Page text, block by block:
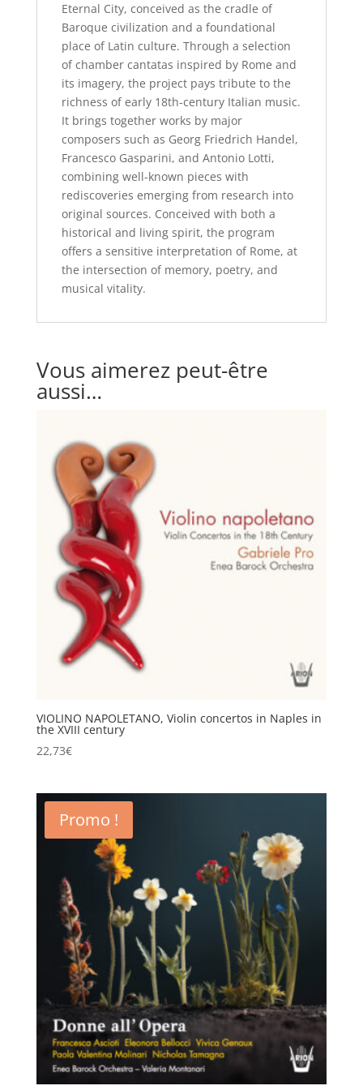
Eternal City, conceived as the cradle of
Baroque civilization and a foundational
place of Latin culture. Through a selection
of chamber cantatas inspired by Rome and
its imagery, the project pays tribute to the
richness of early 18th-century Italian music.
It brings together works by major
composers such as Georg Friedrich Handel,
Francesco Gasparini, and Antonio Lotti,
combining well-known pieces with
rediscoveries emerging from research into
original sources. Conceived with both a
historical and living spirit, the program
offers a sensitive interpretation of Rome, at
the intersection of memory, poetry, and
musical vitality.
Vous aimerez peut-être
aussi…
VIOLINO NAPOLETANO, Violin concertos in Naples in
the XVIII century
22,73€
Promo !